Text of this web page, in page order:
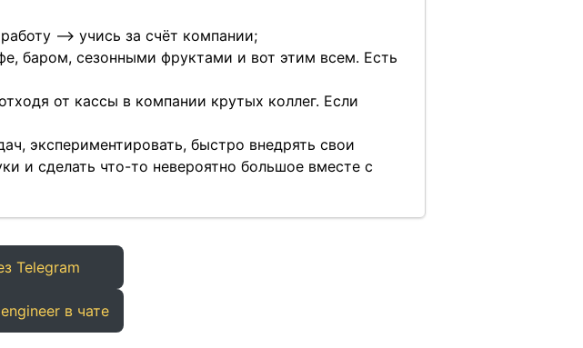
--> учись за счёт компании;
баром, сезонными фруктами и вот этим всем. Есть
от кассы в компании крутых коллег. Если
экспериментировать, быстро внедрять свои
и сделать что-то невероятно большое вместе с
Telegram
в чате